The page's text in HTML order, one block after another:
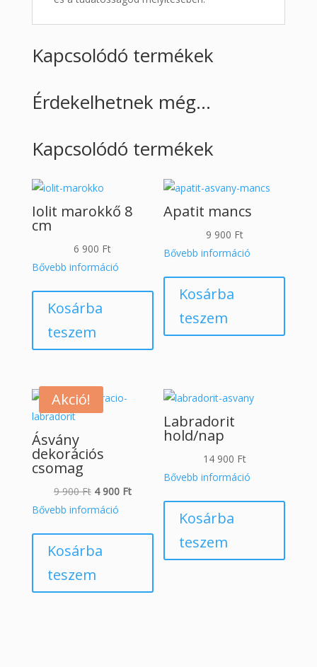
Kapcsolódó termékek
Érdekelhetnek még…
Kapcsolódó termékek
Iolit marokkő 8
cm
6 900 Ft
Bővebb információ
Kosárba
teszem
Apatit mancs
9 900 Ft
Bővebb információ
Kosárba
teszem
Akció!
Ásvány
dekorációs
csomag
9 900Ft Original
price
9
4 900 FtCurrent
Bővebb információ
Kosárba
teszem
Labradorit
hold/nap
14 900 Ft
Bővebb információ
Kosárba
teszem